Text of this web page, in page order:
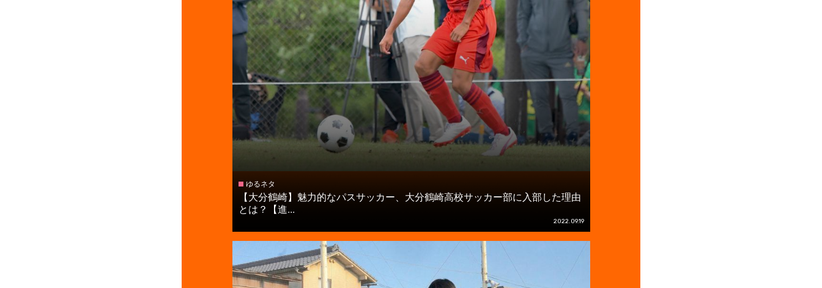
ゆるネタ
【大分鶴崎】魅力的なパスサッカー、大分鶴崎高校サッカー部に入部した理由
とは？【進...
2022.09.19